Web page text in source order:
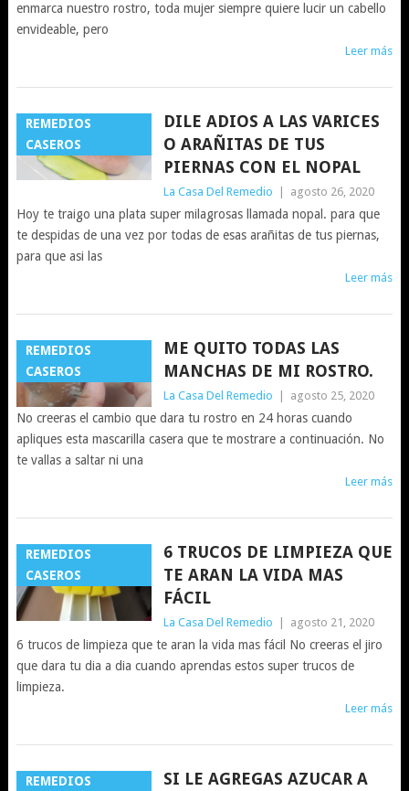
enmarca nuestro rostro, toda mujer siempre quiere lucir un cabello
envideable, pero
Leer más
REMEDIOS
CASEROS
DILE ADIOS A LAS VARICES
O ARAÑITAS DE TUS
PIERNAS CON EL NOPAL
La Casa Del Remedio agosto 26, 2020
Hoy te traigo una plata super milagrosas llamada nopal. para que
te despidas de una vez por todas de esas arañitas de tus piernas,
para que asi las
Leer más
REMEDIOS
CASEROS
ME QUITO TODAS LAS
MANCHAS DE MI ROSTRO.
La Casa Del Remedio agosto 25, 2020
No creeras el cambio que dara tu rostro en 24 horas cuando
apliques esta mascarilla casera que te mostrare a continuación. No
te vallas a saltar ni una
Leer más
REMEDIOS
CASEROS
6 TRUCOS DE LIMPIEZA QUE
TE ARAN LA VIDA MAS
FÁCIL
La Casa Del Remedio agosto 21, 2020
6 trucos de limpieza que te aran la vida mas fácil No creeras el jiro
que dara tu dia a dia cuando aprendas estos super trucos de
limpieza.
Leer más
REMEDIOS
SI LE AGREGAS AZUCAR A